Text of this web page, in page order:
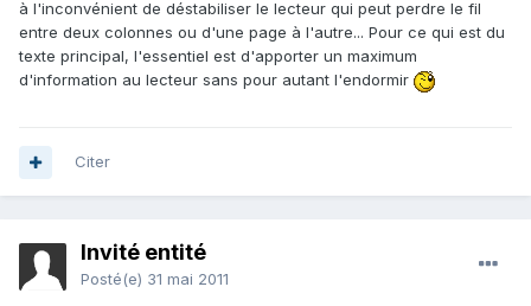
à l'inconvénient de déstabiliser le lecteur qui peut perdre le fil
entre deux colonnes ou d'une page à l'autre... Pour ce qui est du
texte principal, l'essentiel est d'apporter un maximum
d'information au lecteur sans pour autant l'endormir
Citer
Invité entité
Posté(e) 31 mai 2011